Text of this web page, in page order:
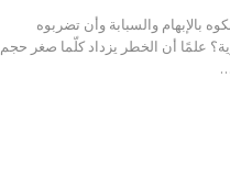
بالإبهام والسبابة وأن تضربوه
علمًا أن الخطر يزداد كلّما صغر حجم